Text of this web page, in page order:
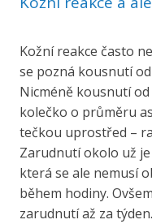
Kožní reakce často
se pozná kousnutí
Nicméně kousnutí
kolečko o průměru
tečkou uprostřed –
Zarudnutí okolo už
která se ale nemusí
během hodiny.
zarudnutí až za týden.